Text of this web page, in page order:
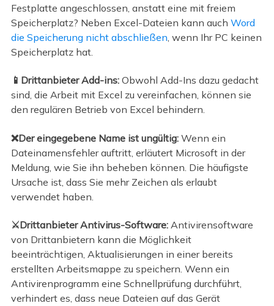
Festplatte angeschlossen, anstatt eine mit freiem
Speicherplatz? Neben Excel-Dateien kann auch Word
die Speicherung nicht abschließen , wenn Ihr PC keinen
Speicherplatz hat.
📱Drittanbieter Add-ins:Obwohl Add-Ins dazu gedacht
sind, die Arbeit mit Excel zu vereinfachen, können sie
den regulären Betrieb von Excel behindern.
❌Der eingegebene Name ist ungültig:Wenn ein
Dateinamensfehler auftritt, erläutert Microsoft in der
Meldung, wie Sie ihn beheben können. Die häufigste
Ursache ist, dass Sie mehr Zeichen als erlaubt
verwendet haben.
⚔️Drittanbieter Antivirus-Software:Antivirensoftware
von Drittanbietern kann die Möglichkeit
beeinträchtigen, Aktualisierungen in einer bereits
erstellten Arbeitsmappe zu speichern. Wenn ein
Antivirenprogramm eine Schnellprüfung durchführt,
verhindert es, dass neue Dateien auf das Gerät